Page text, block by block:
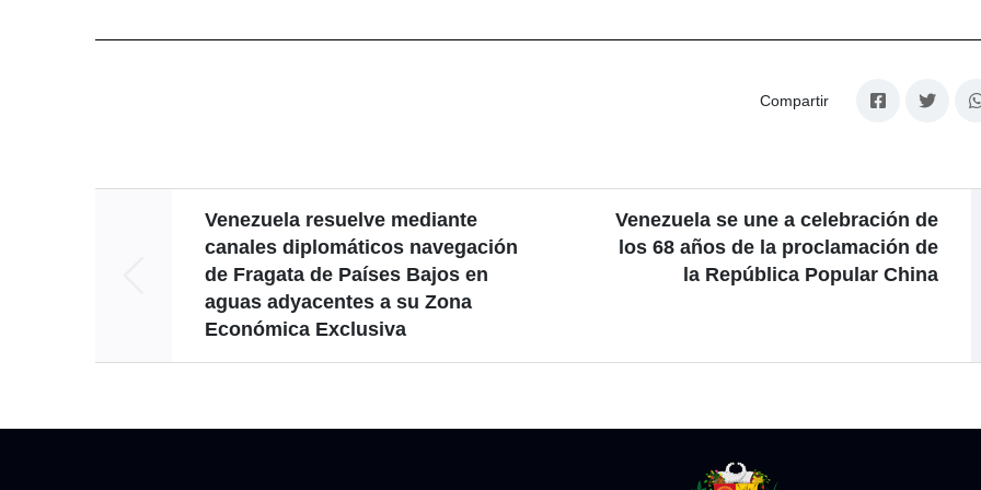
Compartir
Venezuela resuelve mediante
canales diplomáticos navegación
de Fragata de Países Bajos en
aguas adyacentes a su Zona
Económica Exclusiva
Venezuela se une a celebración de
los 68 años de la proclamación de
la República Popular China